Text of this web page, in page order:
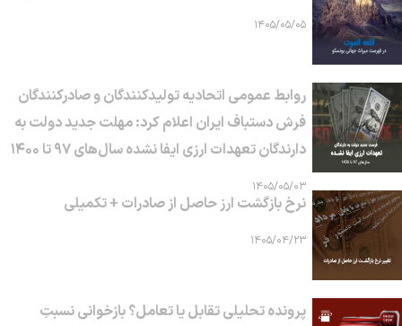
۱۴۰۵/۰۵/۰۵
روابط عمومی اتحادیه تولیدکنندگان و صادرکنندگان
فرش دستباف ایران اعلام کرد: مهلت جدید دولت به
دارندگان تعهدات ارزی ایفا نشده سال‌های ۹۷ تا ۱۴۰۰
۱۴۰۵/۰۵/۰۳
نرخ بازگشت ارز حاصل از صادرات + تکمیلی
۱۴۰۵/۰۴/۲۳
پرونده تحلیلی تقابل یا تعامل؟ بازخوانی نسبتِ